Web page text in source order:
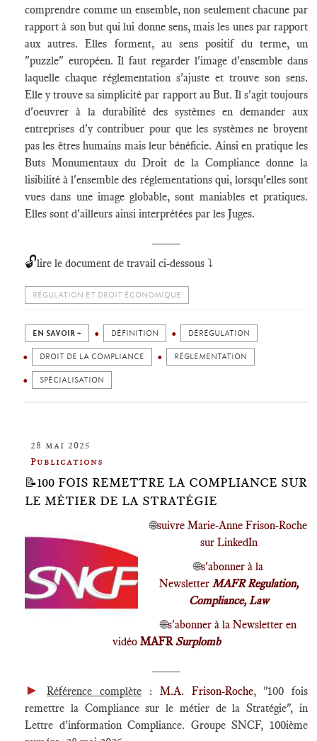
comprendre comme un ensemble, non seulement chacune par
rapport à son but qui lui donne sens, mais les unes par rapport
aux autres. Elles forment, au sens positif du terme, un
"puzzle" européen. Il faut regarder l'image d'ensemble dans
laquelle chaque réglementation s'ajuste et trouve son sens.
Elle y trouve sa simplicité par rapport au But. Il s'agit toujours
d'oeuvrer à la durabilité des systèmes en demander aux
entreprises d'y contribuer pour que les systèmes ne broyent
pas les êtres humains mais leur bénéficie. Ainsi en pratique les
Buts Monumentaux du Droit de la Compliance donne la
lisibilité à l'ensemble des réglementations qui, lorsqu'elles sont
vues dans une image globable, sont maniables et pratiques.
Elles sont d'ailleurs ainsi interprétées par les Juges.
🔓lire le document de travail ci-dessous ⤵️
RÉGULATION ET DROIT ÉCONOMIQUE
EN SAVOIR + DÉFINITION DÉRÉGULATION
DROIT DE LA COMPLIANCE RÉGLEMENTATION
SPÉCIALISATION
28 mai 2025
Publications
📝100 FOIS REMETTRE LA COMPLIANCE SUR
LE MÉTIER DE LA STRATÉGIE
🌐suivre Marie-Anne Frison-Roche
sur LinkedIn
🌐s'abonner à la
Newsletter MAFR Regulation,
Compliance, Law
🌐s'abonner à la Newsletter en
vidéoMAFRSurplomb
► Référence complète : M.A. Frison-Roche, "100 fois
remettre la Compliance sur le métier de la Stratégie", in
Lettre d'information Compliance. Groupe SNCF, 100ième